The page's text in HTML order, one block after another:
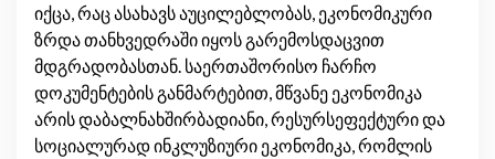
იქცა, რაც ასახავს აუცილებლობას, ეკონომიკური
ზრდა თანხვედრაში იყოს გარემოსდაცვით
მდგრადობასთან. საერთაშორისო ჩარჩო
დოკუმენტების განმარტებით, მწვანე ეკონომიკა
არის დაბალნახშირბადიანი, რესურსეფექტური და
სოციალურად ინკლუზიური ეკონომიკა, რომლის